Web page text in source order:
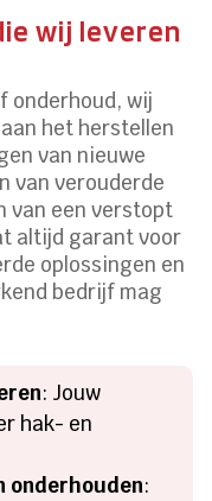
wij leveren
onderhoud, wij
het herstellen
van nieuwe
van verouderde
van een verstopt
altijd garant voor
oplossingen en
bedrijf mag
: Jouw
hak- en
onderhouden: